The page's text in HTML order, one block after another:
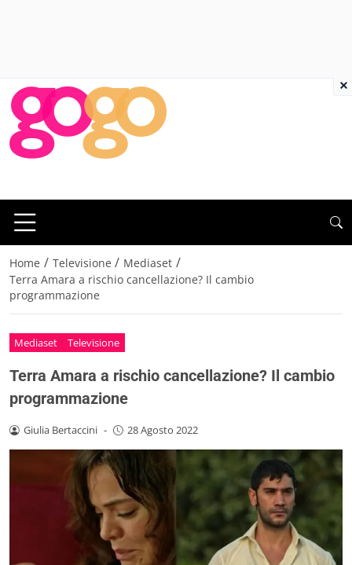
Home / Televisione / Mediaset /
Terra Amara a rischio cancellazione? Il cambio
programmazione
Mediaset Televisione
Terra Amara a rischio cancellazione? Il cambio
programmazione
Giulia Bertaccini - 28 Agosto 2022
×